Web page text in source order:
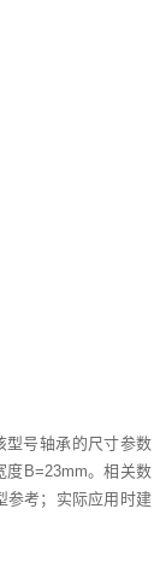
型号轴承的尺寸参数
度B=23mm。相关数
参考；实际应用时建